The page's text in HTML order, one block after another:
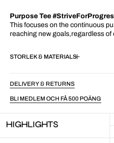
Purpose Tee
This focuses on the continuous
reaching new goals,regardless of
STORLEK & MATERIAL
DELIVERY & RETURNS
BLI MEDLEM OCH FÅ 500 POÄNG
HIGHLIGHTS